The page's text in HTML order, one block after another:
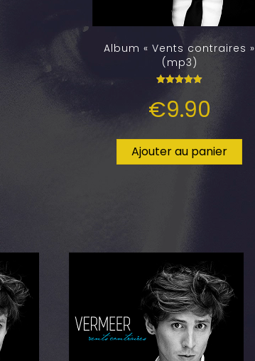
Album « Vents contraires »
(mp3)
5.00
sur 5
€9.90
Ajouter au panier